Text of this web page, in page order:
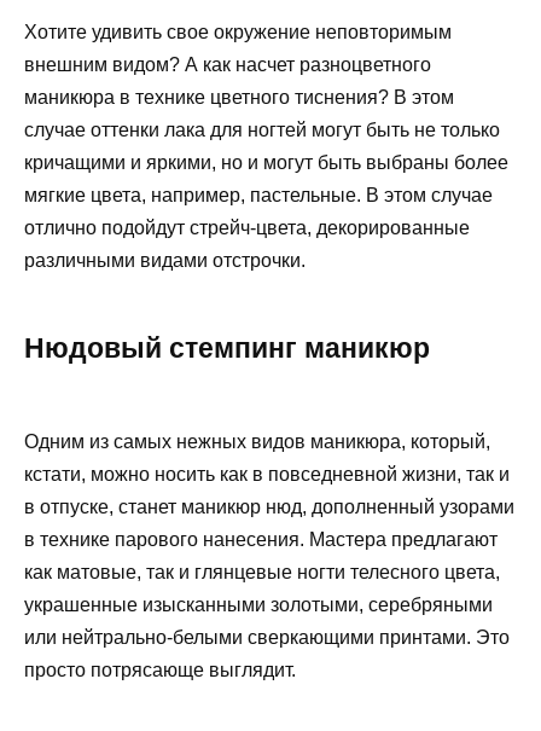
Хотите удивить свое окружение неповторимым
внешним видом? А как насчет разноцветного
маникюра в технике цветного тиснения? В этом
случае оттенки лака для ногтей могут быть не только
кричащими и яркими, но и могут быть выбраны более
мягкие цвета, например, пастельные. В этом случае
отлично подойдут стрейч-цвета, декорированные
различными видами отстрочки.
Нюдовый стемпинг маникюр
Одним из самых нежных видов маникюра, который,
кстати, можно носить как в повседневной жизни, так и
в отпуске, станет маникюр нюд, дополненный узорами
в технике парового нанесения. Мастера предлагают
как матовые, так и глянцевые ногти телесного цвета,
украшенные изысканными золотыми, серебряными
или нейтрально-белыми сверкающими принтами. Это
просто потрясающе выглядит.